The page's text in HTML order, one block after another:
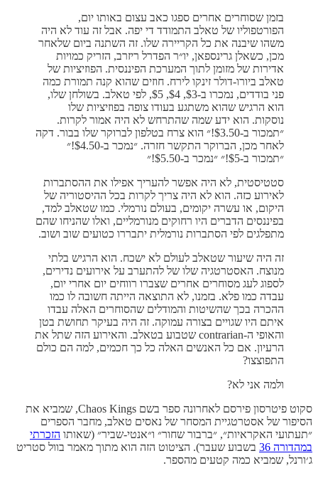
בזמן שסוחרים אחרים ספגו כאב עצום באותו יום,
הפורטפוליו של טאלב התמודד די יפה. אבל זה עוד לא היה
משהו שיבנה את כל הקריירה שלו. זה השתנה ביום שלאחר
מכן, כשאלן גרינספאן, יו״ר הפדרל ריזרב, הזריק כמויות
אדירות של מזומן לתוך המערכת הפיננסית. הפוזיציות של
טאלב ביורו-דולר זינקו לירח. חוזים שהוא קנה תמורת כמה
פני בודדים, נמכרו ב-$3, $4, $5, לפי טאלב. בשולחן שלו,
הוא הרגיש שהוא משתגע בעודו צופה בפוזיציות שלו
נוסקות. הוא ידע שמה שהתרחש לא היה אמור לקרות.
״תמכור ב-$3.50!״ הוא צרח בטלפון לברוקר שלו בבור. דקה
לאחר מכן, הברוקר התקשר חזרה. ״נמכר ב-$4.50!״
״תמכור ב-$5!״ ״נמכר ב-$5.50!״
סטטיסטית, לא היה אפשר להעריך אפילו את ההסתברות
לאירוע כזה. הוא לא היה צריך לקרות בכל ההיסטוריה של
היקום, או עשרה יקומים, בעולם נורמלי. כמו שטאלב למד,
בפיננסים הדברים היו רחוקים מנורמליים, ואלו שהניחו שהם
מתפלגים לפי הסתברות נורמלית יתבררו כטועים שוב ושוב.
זה היה שיעור שטאלב לעולם לא ישכח. הוא הרגיש בלתי
מנוצח. האסטרטגיה שלו של להתערב על אירועים נדירים,
לספוג לעג מסוחרים אחרים שצברו רווחים יום אחרי יום,
עבדה כמו פלא. בזמנו, לא התוצאה הייתה חשובה לו כמו
ההכרה בכך שהשיטות והמודלים שהסוחרים האלה עבדו
איתם היו שגויים בצורה עמוקה. זה היה בעיקר תחושת בטן
והאופי ה-contrarian שטבוע בטאלב. והאירוע הזה שתל את
הרעיון. אם כל האנשים האלה כל כך חכמים, למה הם כולם
התפוצצו?
ולמה אני לא?
סקוט פיטרסון פירסם לאחרונה ספר בשם Chaos Kings, שמביא את
הסיפור של אסטרטגיית המסחר של נאסים טאלב, מחבר הספרים
״תעתועי האקראיות״, ״ברבור שחור״ ו״אנטי-שביר״ (שאותו הזכרתי
במהדורה 36
בשבוע שעבר). הציטוט הזה הוא מתוך מאמר בוול סטריט
ג׳ורנל, שמביא כמה קטעים מהספר.